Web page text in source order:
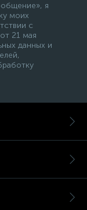
я
моих
с
21 мая
данных и